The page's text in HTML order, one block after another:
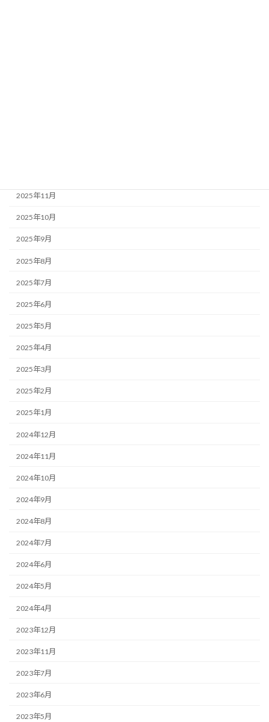
2025年11月
2025年10月
2025年9月
2025年8月
2025年7月
2025年6月
2025年5月
2025年4月
2025年3月
2025年2月
2025年1月
2024年12月
2024年11月
2024年10月
2024年9月
2024年8月
2024年7月
2024年6月
2024年5月
2024年4月
2023年12月
2023年11月
2023年7月
2023年6月
2023年5月